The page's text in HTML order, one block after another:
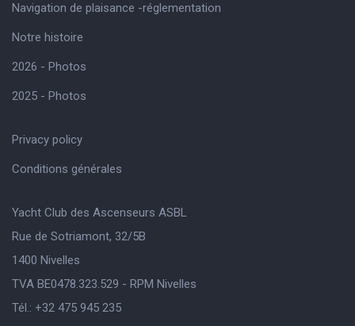
Navigation de plaisance -réglementation
Notre histoire
2026 - Photos
2025 - Photos
Privacy policy
Conditions générales
Yacht Club des Ascenseurs ASBL
Rue de Sotriamont, 32/5B
1400 Nivelles
TVA BE0478.323.529 - RPM Nivelles
Tél.: +32 475 945 235